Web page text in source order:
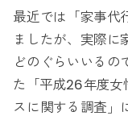
最近では「家事代
ましたが、実際に
どのぐらいいるの
た「平成26年度女
スに関する調査」